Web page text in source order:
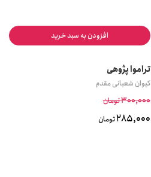
افزودن به سبد خرید
تراموا پژوهی
کیوان شعبانی مقدم
300,000تومان
285,000تومان